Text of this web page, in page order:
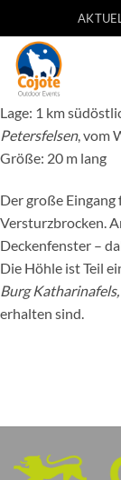
Inhalt
springen
Lage: 1 km
Petersfelsen, vom
Größe: 20 m lang
Der große
Versturzbrocken.
Deckenfenster –
Die Höhle ist Teil
Burg Katharinafels,
erhalten sind.